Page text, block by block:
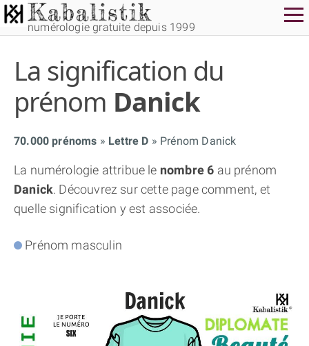
numérologie gratuite depuis 1999
La signification du
prénom Danick
70.000 prénoms Lettre D Prénom Danick
La numérologie attribue le nombre 6 au prénom
Danick. Découvrez sur cette page comment, et
quelle signification y est associée.
Prénom masculin
THÈME GRATUIT
THÈME NUMÉROLOGIQUE APPROFONDI
THÈME TEMPOREL
THÈME « DOUBLE JE »